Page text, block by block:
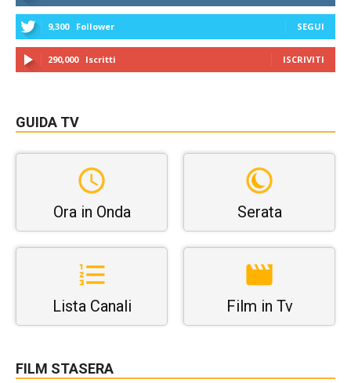
9,300 Follower SEGUI
290,000 Iscritti ISCRIVITI
GUIDA TV
Ora in Onda Serata
Lista Canali Film in Tv
FILM STASERA